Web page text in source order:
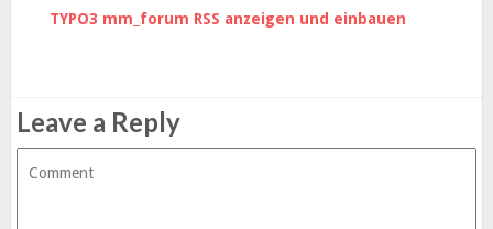
TYPO3 mm_forum RSS anzeigen und einbauen
Leave a Reply